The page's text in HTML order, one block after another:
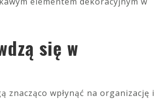
się w
znacząco wpłynąć na organizację i